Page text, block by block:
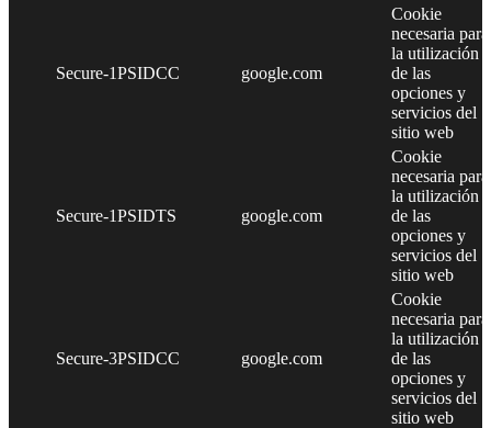
Secure-1PSIDCC google.com
Cookie
necesaria para
la utilización
de las
opciones y
servicios del
sitio web
Secure-1PSIDTS google.com
Cookie
necesaria para
la utilización
de las
opciones y
servicios del
sitio web
Secure-3PSIDCC google.com
Cookie
necesaria para
la utilización
de las
opciones y
servicios del
sitio web